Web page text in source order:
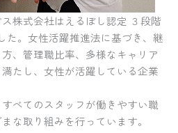
株式会社はえるぼし認定 ３段階
た。女性活躍推進法に基づき、継
、管理職比率、多様なキャリア
たし、女性が活躍している企業
べてのスタッフが働きやすい職
な取り組みを行っています。